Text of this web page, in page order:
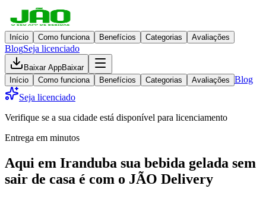
Início Como funciona Benefícios Categorias Avaliações
BlogSeja licenciado
Baixar AppBaixar
Início
Como funciona Benefícios Categorias Avaliações Blog
Seja licenciado
Verifique se a sua cidade está disponível para licenciamento
Entrega em minutos
Aqui em Iranduba sua bebida gelada sem
sair de casa é com o JÃO Delivery